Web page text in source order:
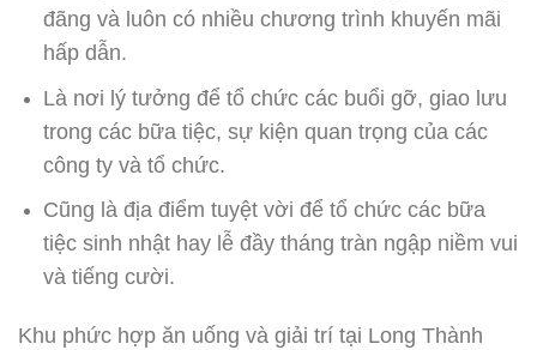
đãng và luôn có nhiều chương trình khuyến mãi
hấp dẫn.
Là nơi lý tưởng để tổ chức các buổi gỡ, giao lưu
trong các bữa tiệc, sự kiện quan trọng của các
công ty và tổ chức.
Cũng là địa điểm tuyệt vời để tổ chức các bữa
tiệc sinh nhật hay lễ đầy tháng tràn ngập niềm vui
và tiếng cười.
Khu phức hợp ăn uống và giải trí tại Long Thành